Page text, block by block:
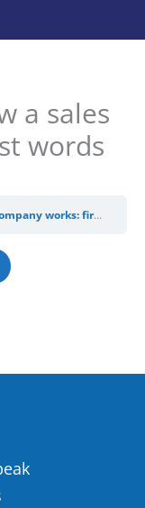
a sales
words
works: first words